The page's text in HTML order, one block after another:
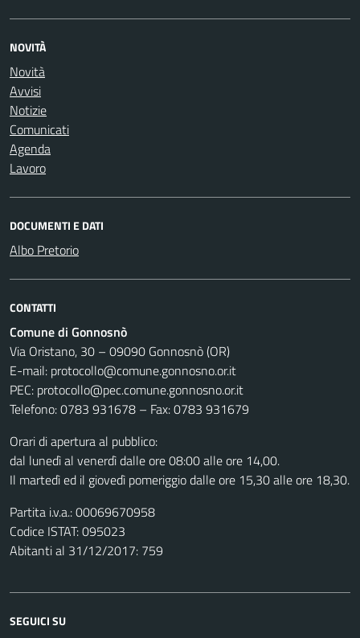
NOVITÀ
Novità
Avvisi
Notizie
Comunicati
Agenda
Lavoro
DOCUMENTI E DATI
Albo Pretorio
CONTATTI
Comune di Gonnosnò
Via Oristano, 30 – 09090 Gonnosnò (OR)
E-mail: protocollo@comune.gonnosno.or.it
PEC: protocollo@pec.comune.gonnosno.or.it
Telefono: 0783 931678 – Fax: 0783 931679
Orari di apertura al pubblico:
dal lunedì al venerdì dalle ore 08:00 alle ore 14,00.
Il martedì ed il giovedì pomeriggio dalle ore 15,30 alle ore 18,30.
Partita i.v.a.: 00069670958
Codice ISTAT: 095023
Abitanti al 31/12/2017: 759
SEGUICI SU